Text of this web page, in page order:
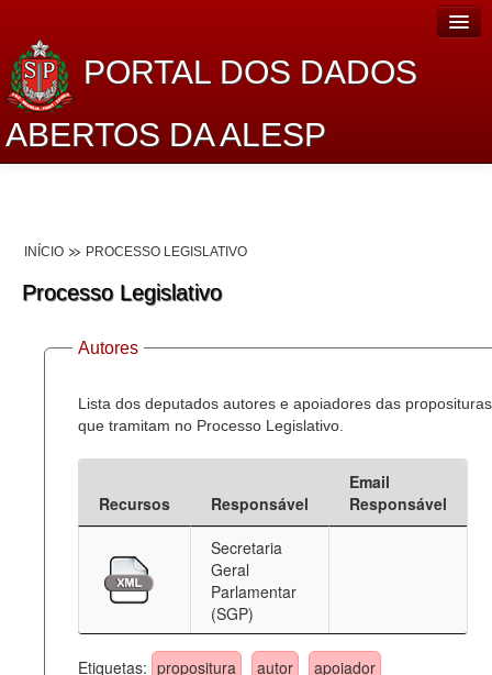
PORTAL DOS DADOS
ABERTOS DA ALESP
Lei de Acesso à Informação
Dados Governamentais Abertos
Planejamento
Catálogo de dados
Deputados Estaduais
Administração
Agenda
INÍCIO PROCESSO LEGISLATIVO
Processo Legislativo
Autores
Lista dos deputados autores e apoiadores das proposituras
que tramitam no Processo Legislativo.
Recursos Responsável
Email
Responsável
Secretaria
Geral
Parlamentar
(SGP)
Etiquetas: propositura autor apoiador